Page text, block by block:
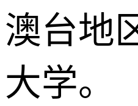
澳台地
大学。